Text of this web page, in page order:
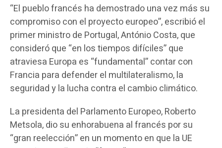
“El pueblo francés ha demostrado una vez más su
compromiso con el proyecto europeo”, escribió el
primer ministro de Portugal, António Costa, que
consideró que “en los tiempos difíciles” que
atraviesa Europa es “fundamental” contar con
Francia para defender el multilateralismo, la
seguridad y la lucha contra el cambio climático.
La presidenta del Parlamento Europeo, Roberto
Metsola, dio su enhorabuena al francés por su
“gran reelección” en un momento en que la UE